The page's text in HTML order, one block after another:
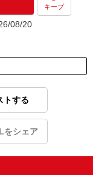
キープ
08/20
トする
をシェア